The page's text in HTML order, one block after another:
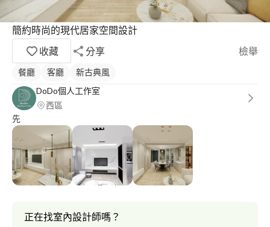
簡約時尚的現代居家空間設計
收藏
分享 檢舉
餐廳 客廳
新古典風
DoDo個人工作室
西區
先
正在找室內設計師嗎？